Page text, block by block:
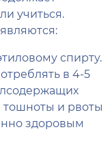
учиться.
спирту.
в 4-5
и рвоты
здоровым